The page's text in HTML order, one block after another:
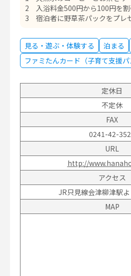
2 入浴料金500円から100円を割
3 宿泊者に野草茶パックをプレ
見る・遊ぶ・体験する 泊まる
ファミたんカード（子育て支援
定休日
不定休
FAX
0241-42-
URL
http://
アクセス
JR只見線会津柳津駅
MAP